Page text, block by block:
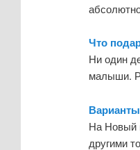
Что
Ни один
малыши.
На Новый
другими